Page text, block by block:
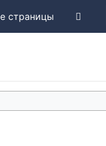
страницы